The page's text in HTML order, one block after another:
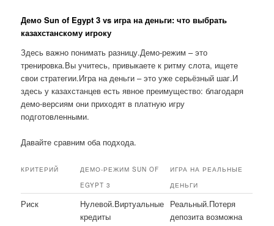
Демо Sun of Egypt 3 vs игра на деньги: что выбрать
казахстанскому игроку
Здесь важно понимать разницу.Демо-режим – это
тренировка.Вы учитесь, привыкаете к ритму слота, ищете
свои стратегии.Игра на деньги – это уже серьёзный шаг.И
здесь у казахстанцев есть явное преимущество: благодаря
демо-версиям они приходят в платную игру
подготовленными.
Давайте сравним оба подхода.
КРИТЕРИЙ
ДЕМО-РЕЖИМ SUN OF
EGYPT 3
ИГРА НА РЕАЛЬНЫЕ
ДЕНЬГИ
Риск
Нулевой.Виртуальные
кредиты
Реальный.Потеря
депозита возможна